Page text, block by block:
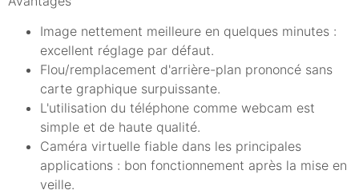
Image nettement meilleure en quelques minutes :
excellent réglage par défaut.
Flou/remplacement d'arrière-plan prononcé sans
carte graphique surpuissante.
L'utilisation du téléphone comme webcam est
simple et de haute qualité.
Caméra virtuelle fiable dans les principales
applications : bon fonctionnement après la mise en
veille.